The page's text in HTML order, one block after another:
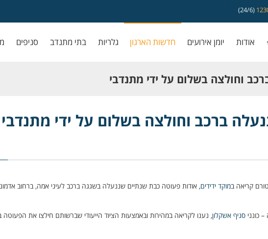
(24/6)
אודות יומן אירועים חדשות הארגון גלריות בתי מתנדב סניפים
וחולצה בשלום על ידי מתנדבי
ברכב וחולצה בשלום על ידי מתנדבי
מוקד ידידים, אודות פעוטה כבת שנתיים שננעלה בשגגה ברכב לעיני אמה, ברחוב
כונני סניף אשקלון, נענו לקריאה במהירות ובאמצעות הציוד הייעודי שברשותם חילצו את